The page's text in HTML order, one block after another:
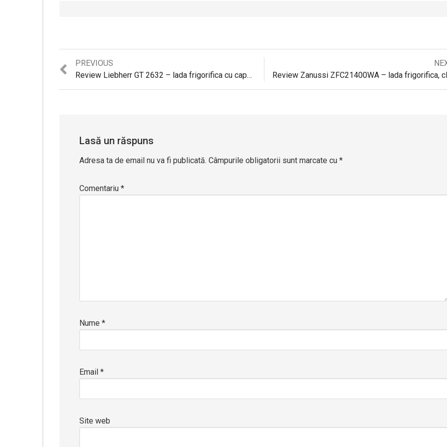
Navigare
PREVIOUS
Previous
post:
Review Liebherr GT 2632 – lada frigorifica cu capacitatea de 237 litri
post:
Lasă un răspuns
Adresa ta de email nu va fi publicată. Câmpurile obligatorii sunt marcate cu *
Comentariu *
Nume *
Email *
Site web